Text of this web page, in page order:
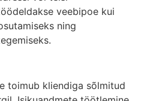
veebipoe kui
ning
toimub kliendiga sõlmitud